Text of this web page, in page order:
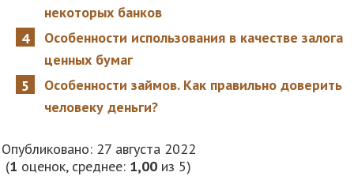
некоторых банков
Особенности использования в качестве залога
ценных бумаг
Особенности займов. Как правильно доверить
человеку деньги?
Опубликовано: 27 августа 2022
(1 оценок, среднее: 1,00 из 5)